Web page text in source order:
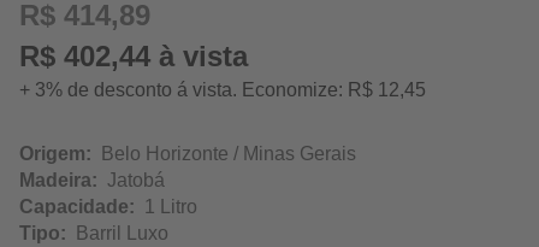
R$ 414,89
R$ 402,44 à vista
+ 3% de desconto á vista. Economize: R$ 12,45
Origem: Belo Horizonte / Minas Gerais
Madeira: Jatobá
Capacidade: 1 Litro
Tipo: Barril Luxo